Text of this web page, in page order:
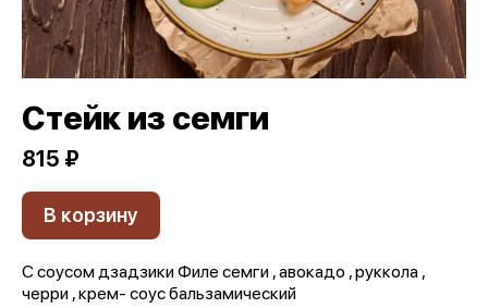
Стейк из семги
815 ₽
В корзину
С соусом дзадзики Филе семги , авокадо , руккола ,
черри , крем- соус бальзамический